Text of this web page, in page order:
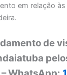
em relação
de